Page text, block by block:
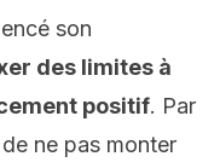
son
des limites à
positif. Par
ne pas monter